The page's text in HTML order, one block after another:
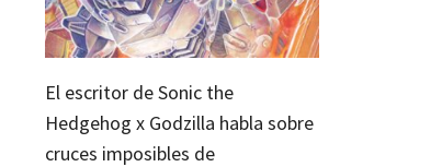
El escritor de Sonic the
Hedgehog x Godzilla habla sobre
cruces imposibles de